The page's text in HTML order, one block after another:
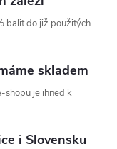
balit do již použitých
skladem
shopu je ihned k
i Slovensku